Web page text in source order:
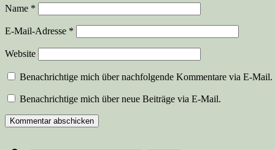
Name *
E-Mail-Adresse *
Website
Benachrichtige mich über nachfolgende Kommentare via E-Mail.
Benachrichtige mich über neue Beiträge via E-Mail.